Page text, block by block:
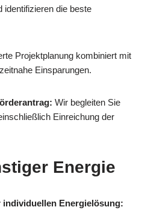
identifizieren die beste
Projektplanung kombiniert mit
Einsparungen.
Wir begleiten Sie
Einreichung der
Energie
Energielösung: